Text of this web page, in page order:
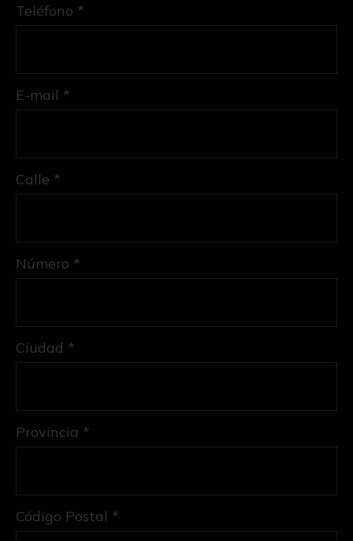
Teléfono *
E-mail *
Calle *
Número *
Ciudad *
Provincia *
Código Postal *